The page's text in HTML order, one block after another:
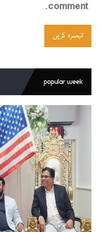
comment.
popular week